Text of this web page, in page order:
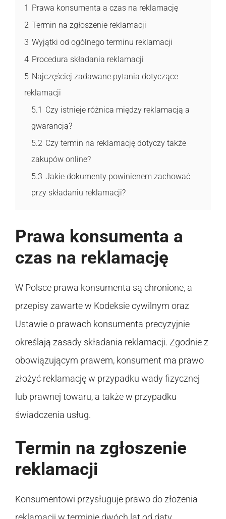
1 Prawa konsumenta a czas na reklamację
2 Termin na zgłoszenie reklamacji
3 Wyjątki od ogólnego terminu reklamacji
4 Procedura składania reklamacji
5 Najczęściej zadawane pytania dotyczące
reklamacji
5.1 Czy istnieje różnica między reklamacją a
gwarancją?
5.2 Czy termin na reklamację dotyczy także
zakupów online?
5.3 Jakie dokumenty powinienem zachować
przy składaniu reklamacji?
Prawa konsumenta a
czas na reklamację
W Polsce prawa konsumenta są chronione, a
przepisy zawarte w Kodeksie cywilnym oraz
Ustawie o prawach konsumenta precyzyjnie
określają zasady składania reklamacji. Zgodnie z
obowiązującym prawem, konsument ma prawo
złożyć reklamację w przypadku wady fizycznej
lub prawnej towaru, a także w przypadku
świadczenia usług.
Termin na zgłoszenie
reklamacji
Konsumentowi przysługuje prawo do złożenia